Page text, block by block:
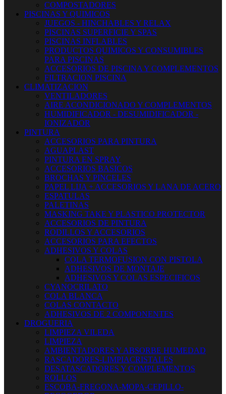
COMPOSTADORES
PISCINAS Y QUIMICOS
JUEGOS - HINCHABLES Y RELAX
PISCINAS SUPERFICIE Y SPAS
PISCINAS INFLABLES
PRODUCTOS QUIMICOS Y CONSUMIBLES
PARA PISCINAS
ACCESORIOS DE PISCINA Y COMPLEMENTOS
FILTRACION PISCINA
CLIMATIZACION
VENTILADORES
AIRE ACONDICIONADO Y COMPLEMENTOS
HUMIDIFICADOR - DESUMIDIFICADOR -
IONIZADOR
PINTURA
ACCESORIOS PARA PINTURA
AGUAPLAST
PINTURA EN SPRAY
ACCESORIOS BASICOS
BROCHAS Y PINCELES
PAPEL LIJA + ACCESORIOS Y LANA DE ACERO
ESPATULAS
PALETINAS
MASKING TAKE Y PLASTICO PROTECTOR
ACCESORIOS DE PINTURA
RODILLOS Y ACCESORIOS
ACCESORIOS PARA EFECTOS
ADHESIVOS Y COLAS
COLA TERMOFUSION CON PISTOLA
ADHESIVOS DE MONTAJE
ADHESIVOS Y COLAS ESPECIFICOS
CYANOCRILATO
COLA BLANCA
COLAS CONTACTO
ADHESIVOS DE 2 COMPONENTES
DROGUERIA
LIMPIEZA VILEDA
LIMPIEZA
AMBIENTADORES Y ABSORBE HUMEDAD
RASCADORES-LIMPIACRISTALES
DESATASCADORES Y COMPLEMENTOS
ROLLOS
ESCOBA-FREGONA-MOPA-CEPILLO-